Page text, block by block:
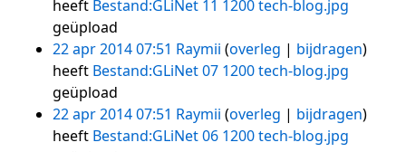
heeft Bestand:GLiNet 11 1200 tech-blog.jpg
geüpload
22 apr 2014 07:51 Raymii overleg
bijdragen
heeft Bestand:GLiNet 07 1200 tech-blog.jpg
geüpload
22 apr 2014 07:51 Raymii overleg
bijdragen
heeft Bestand:GLiNet 06 1200 tech-blog.jpg